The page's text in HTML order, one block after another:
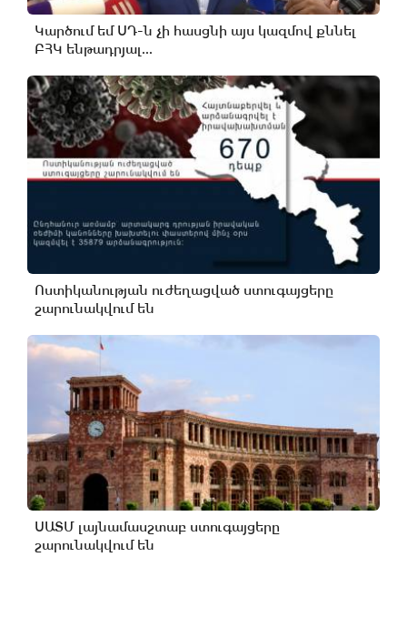
Կարծում եմ ՍԴ-ն չի հասցնի այս կազմով քննել
ԲՀԿ ենթադրյալ...
Ոստիկանության ուժեղացված ստուգայցերը
շարունակվում են
ՍԱՏՄ լայնամասշտաբ ստուգայցերը
շարունակվում են